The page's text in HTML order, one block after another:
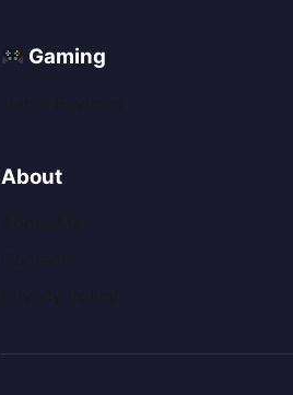
Gaming
About